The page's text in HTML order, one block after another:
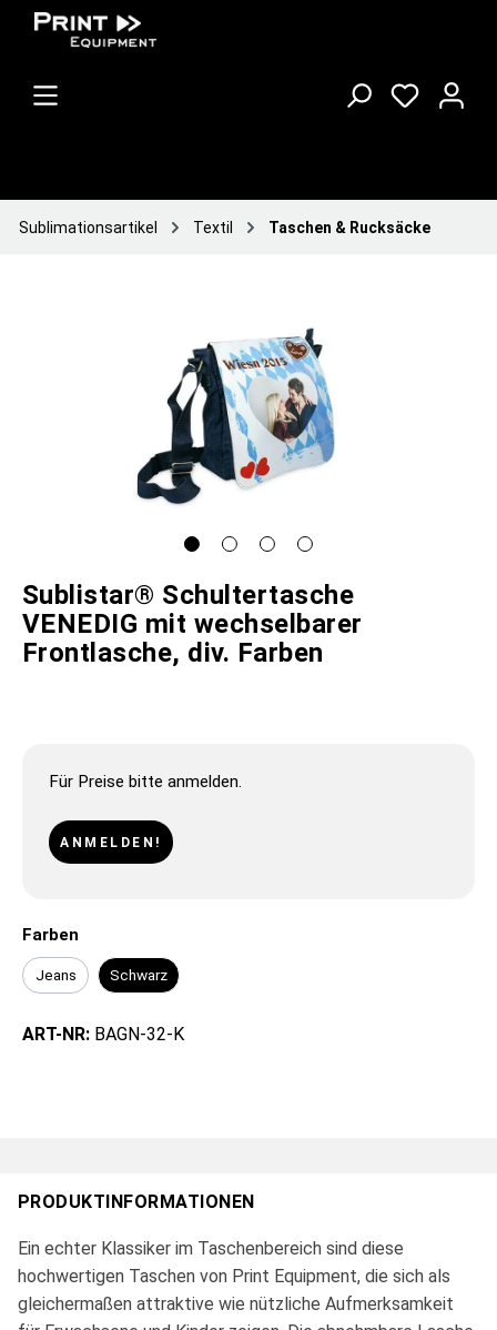
Sublimationsartikel Textil Taschen & Rucksäcke
Sublistar® Schultertasche
VENEDIG mit wechselbarer
Frontlasche, div. Farben
Für Preise bitte anmelden.
ANMELDEN!
Farben
Jeans Schwarz
ART-NR: BAGN-32-K
PRODUKTINFORMATIONEN
Ein echter Klassiker im Taschenbereich sind diese
hochwertigen Taschen von Print Equipment, die sich als
gleichermaßen attraktive wie nützliche Aufmerksamkeit